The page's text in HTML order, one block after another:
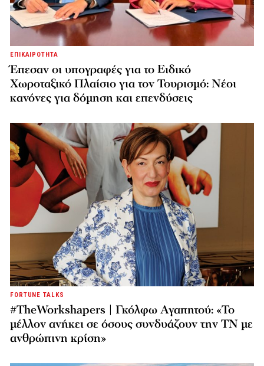
ΕΠΙΚΑΙΡΟΤΗΤΑ
Έπεσαν οι υπογραφές για το Ειδικό
Χωροταξικό Πλαίσιο για τον Τουρισμό: Νέοι
κανόνες για δόμηση και επενδύσεις
FORTUNE TALKS
#TheWorkshapers | Γκόλφω Αγαπητού: «Το
μέλλον ανήκει σε όσους συνδυάζουν την ΤΝ με
ανθρώπινη κρίση»